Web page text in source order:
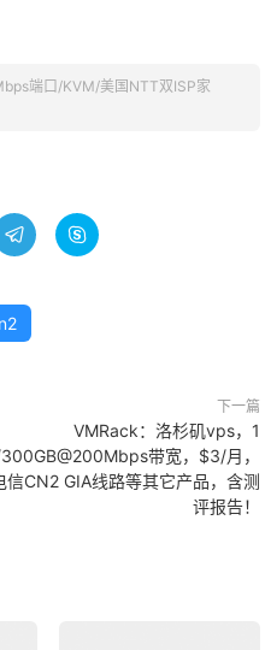
端口/KVM/美国NTT双ISP家
 
下一篇
VMRack：洛杉矶vps，1
带宽，$3/月，
CN2 GIA线路等其它产品，含测
评报告！